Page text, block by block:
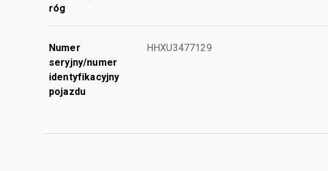
róg
Numer
seryjny/numer
identyfikacyjny
pojazdu
HHXU3477129